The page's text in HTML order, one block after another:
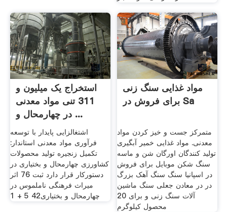
استخراج یک میلیون و
311 تنی مواد معدنی
در چهارمحال و ...
اشتغالزایی پایدار با توسعه
فرآوری مواد معدنی استاندار:
تکمیل زنجیره تولید محصولات
کشاورزی چهارمحال و بختیاری در
دستورکار قرار دارد ثبت 76 اثر
میراث فرهنگی ناملموس در
چهارمحال و بختیاری42 5 + 1
مواد غذایی سنگ زنی
برای فروش در Sa
متمرکز جست و خیز کردن مواد
معدنی. مواد غذایی خمیر آبگیری
تولید کنندگان اورگان شن و ماسه
سنگ شکن موبایل برای فروش
در اسپانیا سنگ سنگ آهک بزرگ
در در معادن جعلی سنگ ماشین
آلات سنگ زنی و برای 20
محصول کیلوگرم